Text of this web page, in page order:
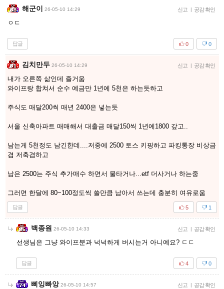
해군이 26-05-10 14:29 신고 | 공감 확인
ㅇㄷ
답글 0
0
김치만두 26-05-10 14:29 신고 | 공감 확인
내가 오른쪽 삶인데 즐거움
와이프랑 합쳐서 순수 예금만 1년에 5천은 하는듯하고
주식도 매달200씩 매년 2400은 넣는듯
서울 신축아파트 매매해서 대출금 매달150씩 1년에1800 갚고..
남는게 5천정도 남긴한데....저중에 2500 토스 키핑하고 파킹통장 비상금
겸 저축겸하고
남은 2500는 주식 추가매수 하면서 물타거나...etf 더사거나 하는중
그러면 한달에 80~100정도씩 쓸만큼 남아서 쓰는데 충분히 여유로움
답글 1
5
백종원 26-05-10 14:33 신고 | 공감 확인
선생님은 그냥 와이프분과 넉넉하게 버시는거 아니예요? ㄷㄷ
답글 0
4
삐잉빠앙 26-05-10 14:57 신고 | 공감 확인